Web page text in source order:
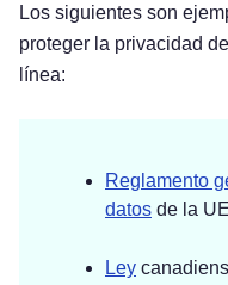
Los siguientes son
proteger la privacidad
línea:
Reglamento
datos de la
Ley